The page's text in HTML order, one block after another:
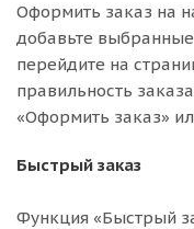
Оформить заказ на
добавьте
перейдите на
правильность
«Оформить заказ»
Быстрый заказ
Функция «Быстрый